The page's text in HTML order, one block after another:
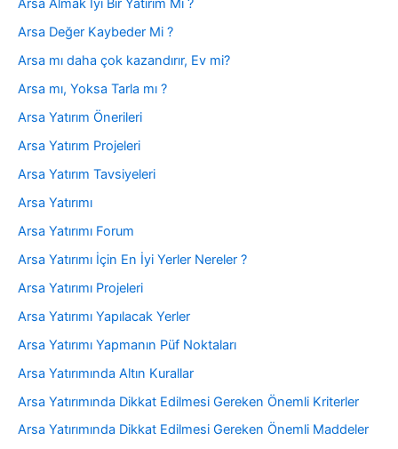
Arsa Almak İyi Bir Yatırım Mı ?
Arsa Değer Kaybeder Mi ?
Arsa mı daha çok kazandırır, Ev mi?
Arsa mı, Yoksa Tarla mı ?
Arsa Yatırım Önerileri
Arsa Yatırım Projeleri
Arsa Yatırım Tavsiyeleri
Arsa Yatırımı
Arsa Yatırımı Forum
Arsa Yatırımı İçin En İyi Yerler Nereler ?
Arsa Yatırımı Projeleri
Arsa Yatırımı Yapılacak Yerler
Arsa Yatırımı Yapmanın Püf Noktaları
Arsa Yatırımında Altın Kurallar
Arsa Yatırımında Dikkat Edilmesi Gereken Önemli Kriterler
Arsa Yatırımında Dikkat Edilmesi Gereken Önemli Maddeler